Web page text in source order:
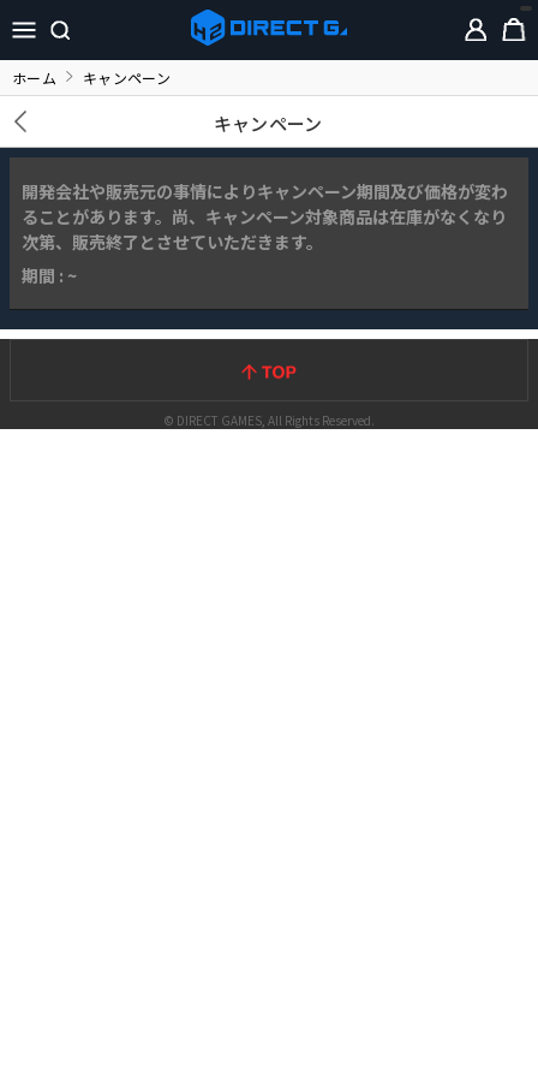
ホーム キャンペーン
キャンペーン
開発会社や販売元の事情によりキャンペーン期間及び価格が変わ
ることがあります。尚、キャンペーン対象商品は在庫がなくなり
次第、販売終了とさせていただきます。
期間 : ~
© DIRECT GAMES, All Rights Reserved.